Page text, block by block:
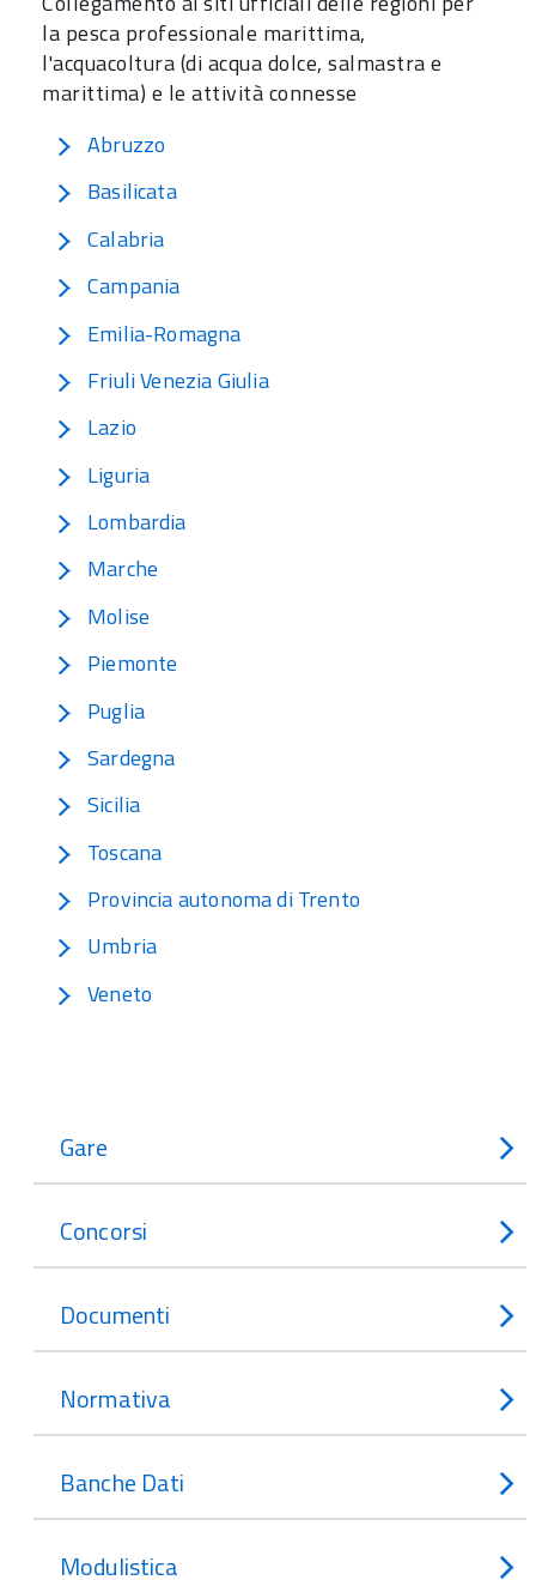
la pesca professionale marittima,
l'acquacoltura (di acqua dolce, salmastra e
marittima) e le attività connesse
Abruzzo
Basilicata
Calabria
Campania
Emilia-Romagna
Friuli Venezia Giulia
Lazio
Liguria
Lombardia
Marche
Molise
Piemonte
Puglia
Sardegna
Sicilia
Toscana
Provincia autonoma di Trento
Umbria
Veneto
Gare
Concorsi
Documenti
Normativa
Banche Dati
Modulistica